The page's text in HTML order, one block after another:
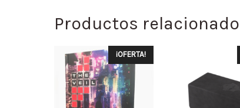
Productos
¡OFERTA!